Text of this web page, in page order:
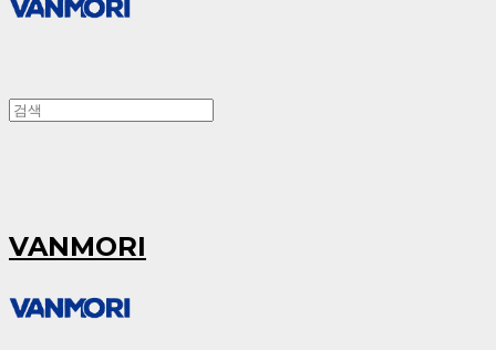
VANMORI